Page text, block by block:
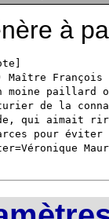
à
François
moine paillard
de la
qui aimait
pour